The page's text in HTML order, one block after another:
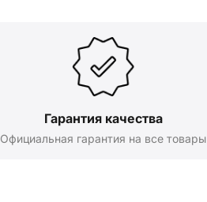
Гарантия качества
Официальная гарантия на все товары